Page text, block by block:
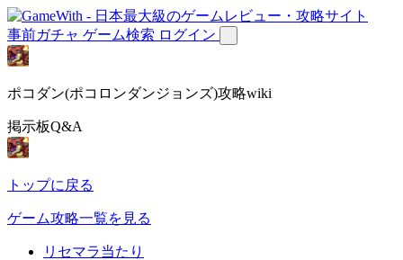
事前ガチャ ゲーム検索 ログイン
ポコダン(ポコロンダンジョンズ)攻略wiki
掲示板Q&A
トップに戻る
ゲーム攻略一覧を見る
リセマラ当たり